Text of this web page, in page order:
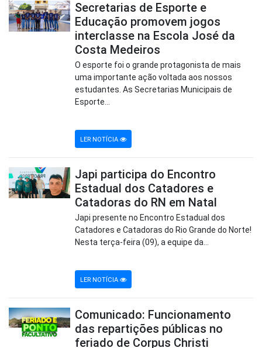
Secretarias de Esporte e
Educação promovem jogos
interclasse na Escola José da
Costa Medeiros
O esporte foi o grande protagonista de mais
uma importante ação voltada aos nossos
estudantes. As Secretarias Municipais de
Esporte...
LER NOTÍCIA
Japi participa do Encontro
Estadual dos Catadores e
Catadoras do RN em Natal
Japi presente no Encontro Estadual dos
Catadores e Catadoras do Rio Grande do Norte!
Nesta terça-feira (09), a equipe da...
LER NOTÍCIA
Comunicado: Funcionamento
das repartições públicas no
feriado de Corpus Christi